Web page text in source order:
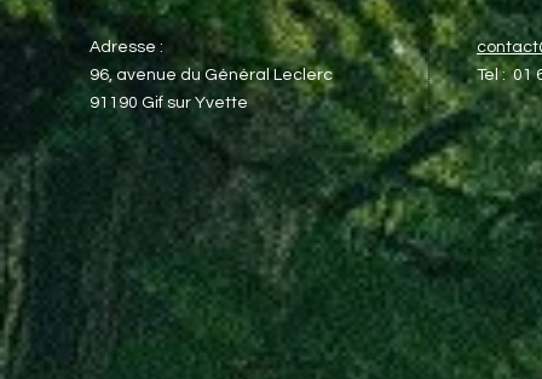
Adresse :
96, avenue du Général Leclerc​
91190 Gif sur Yvette
Tel : 01